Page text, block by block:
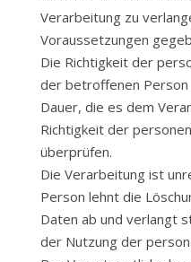
Verarbeitung zu
Voraussetzungen
Die Richtigkeit der
der betroffenen
Dauer, die es dem
Richtigkeit der
überprüfen.
Die Verarbeitung ist
Person lehnt die
Daten ab und verlangt
der Nutzung der